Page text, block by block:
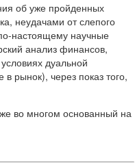
об уже пройденных
неудачами от слепого
настоящему научные
анализ финансов,
дуальной
рынок), через показ того,
во многом основанный на